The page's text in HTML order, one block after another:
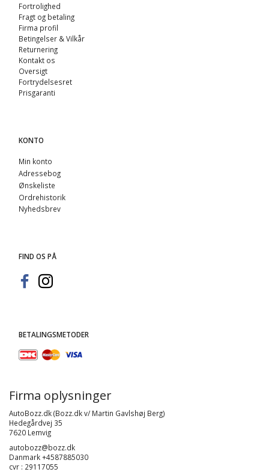
Fortrolighed
Fragt og betaling
Firma profil
Betingelser & Vilkår
Returnering
Kontakt os
Oversigt
Fortrydelsesret
Prisgaranti
KONTO
Min konto
Adressebog
Ønskeliste
Ordrehistorik
Nyhedsbrev
FIND OS PÅ
BETALINGSMETODER
Firma oplysninger
AutoBozz.dk (Bozz.dk v/ Martin Gavlshøj Berg)
Hedegårdvej 35
7620 Lemvig
autobozz@bozz.dk
Danmark +4587885030
cvr : 29117055